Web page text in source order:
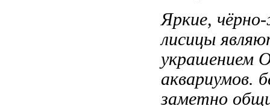
Яркие,
лисицы
украшением
аквариумов.
заметно